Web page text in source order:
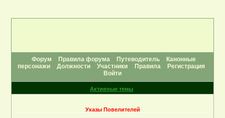
Форум Правила форума Путеводитель
Канонные
персонажи
Должности Участники Правила
Регистрация
Войти
Активные темы
Указы Повелителей